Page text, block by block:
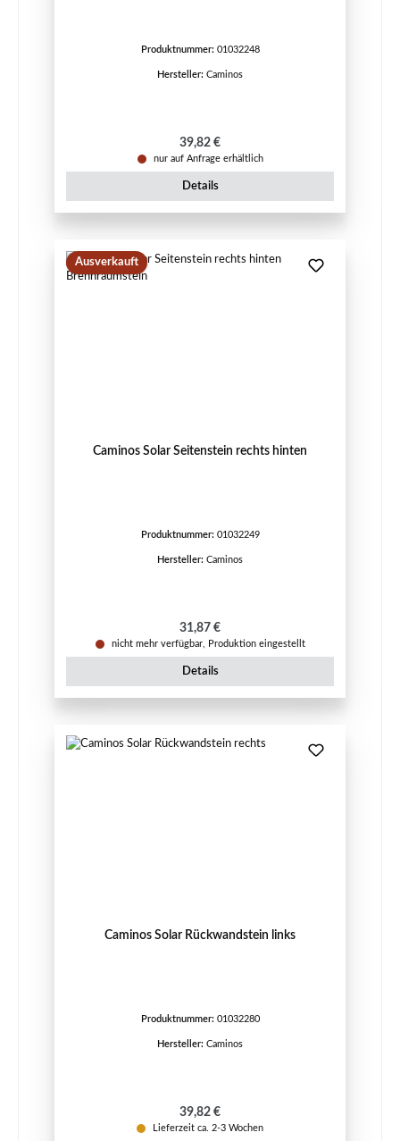
Produktnummer: 01032248
Hersteller: Caminos
Regulärer Preis:
39,82 €
nur auf Anfrage erhältlich
Details
Ausverkauft
Caminos Solar Seitenstein rechts hinten
Produktnummer: 01032249
Hersteller: Caminos
Regulärer Preis:
31,87 €
nicht mehr verfügbar, Produktion eingestellt
Details
Caminos Solar Rückwandstein links
Produktnummer: 01032280
Hersteller: Caminos
Regulärer Preis:
39,82 €
Lieferzeit ca. 2-3 Wochen